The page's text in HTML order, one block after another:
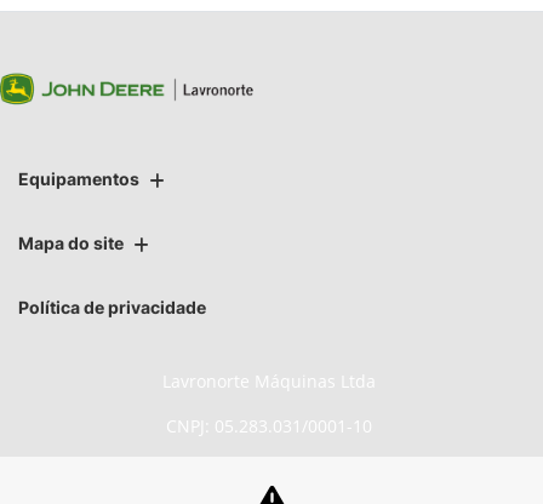
Equipamentos
Mapa do site
Política de privacidade
Lavronorte Máquinas Ltda
CNPJ: 05.283.031/0001-10